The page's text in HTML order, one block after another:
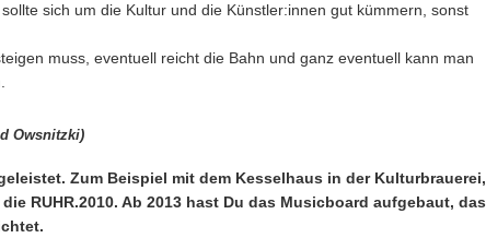
sich um die Kultur und die Künstler:innen gut kümmern, sonst
muss, eventuell reicht die Bahn und ganz eventuell kann man
Owsnitzki)
Zum Beispiel mit dem Kesselhaus in der Kulturbrauerei,
RUHR.2010. Ab 2013 hast Du das Musicboard aufgebaut, das